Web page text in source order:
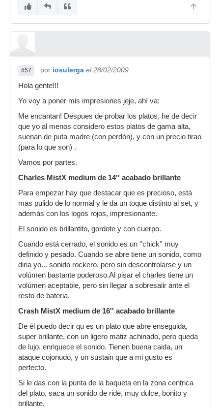
una pasada (da la impresión de que se ha
restregó por el ojete hasta conseguir ese efecto
está bastante acertado.
resulta muy atractivo el contraste entre el
acabado del Saluda y el resto de mi set, todos
brillantes con unos torneados muy llamativos y
marcados, y este que parece que el martilleado
lo han hecho con dos piedras, me encanta
acierto bestial, suena mejor de lo que me
esperaba, la verdad, ya que según algunos
comentarios de otros platos, me esperaba algo
más, digamos descontrolado y escandaloso.
Tiene un volumen normal, tirando a alto
tratándose de un 12", su respuesta es inmediata,
abre las puertas de par en par, en cuanto que le
enseñas la baqueta, te entrega todo su cuerpo,
un sonido muy abierto, tirando a oscurete con un
toque oriental algo achinado y un decay más
corto de lo que yo pensaba que tendría, muy
controlado. Sonido brutalmente definido, sin
duda, no es un plato "peculiar" pero para mi ha
sido un verdadero acierto ya que ha enriquecido
sido una simple sustitución. Para hacer cortes y
continuación, después de un break, no lo veo,
por su peculiar sonido, pero vamos que esto no
es problema, para eso ya tengo los crashes y no
era precisamente eso lo que buscaba. Sin
embargo para tocar ritmos con doble bombo,
combinando chinas y este splash, para hacer
finalizar un break acentuado con la caja o para
#57 por iosulerga el 28/02/2009
Hola gente!!!
Yo voy a poner mis impresiones jeje, ahí va:
Me encantan! Despues de probar los platos, he de decir
que yo al menos considero estos platos de gama alta,
suenan de puta madre (con perdón), y con un precio tirao
(para lo que son) .
Vamos por partes.
Charles MistX medium de 14'' acabado brillante
Para empezar hay que destacar que es precioso, está
mas pulido de lo normal y le da un toque distinto al set, y
además con los logos rojos, impresionante.
El sonido es brillantito, gordote y con cuerpo.
Cuando está cerrado, el sonido es un ''chick'' muy
definido y pesado. Cuando se abre tiene un sonido, como
diria yo... sonido rockero, pero sin descontrolarse y un
volúmen bastante poderoso.Al pisar el charles tiene un
volúmen aceptable, pero sin llegar a sobresalir ante el
resto de bateria.
Crash MistX medium de 16'' acabado brillante
De él puedo decir qu es un plato que abre enseguida,
super brillante, con un ligero matiz achinado, pero queda
de lujo, enriquece el sonido. Tienen buena caida, un
ataque cojonudo, y un sustain que a mi gusto es
perfecto.
Si le das con la punta de la baqueta en la zona centrica
del plato, saca un sonido de ride, muy dulce, bonito y
brillante.